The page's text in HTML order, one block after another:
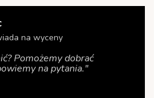
na wyceny
Pomożemy dobrać
na pytania."